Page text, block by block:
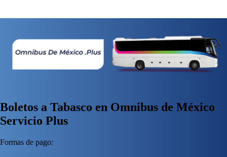
Boletos a Tabasco en Omnibus de México
Servicio Plus
Formas de pago: